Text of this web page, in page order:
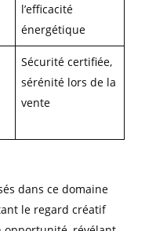
l’efficacité
énergétique
Sécurité certifiée,
sérénité lors de la
vente
dans ce domaine
le regard créatif